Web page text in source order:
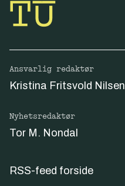
Ansvarlig redaktør
Kristina Fritsvold Nilsen
Nyhetsredaktør
Tor M. Nondal
RSS-feed forside